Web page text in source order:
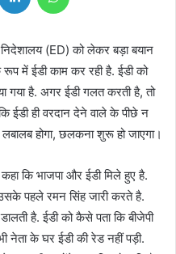
(ED) को लेकर बड़ा बयान
में ईडी काम कर रही है. ईडी को
गया है. अगर ईडी गलत करती है, तो
ईडी ही वरदान देने वाले के पीछे न
होगा, छलकना शुरू हो जाएगा।
कि भाजपा और ईडी मिले हुए है.
उसके पहले रमन सिंह जारी करते है.
है. ईडी को कैसे पता कि बीजेपी
के घर ईडी की रेड नहीं पड़ी.